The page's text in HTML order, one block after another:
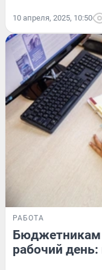
10 апреля, 2025, 10:50
РАБОТА
Бюджетникам
рабочий